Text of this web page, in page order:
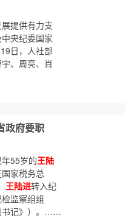
提供有力支
央纪委国家
日，人社部
、周亮、肖
政府要职
55岁的王陆
家税务总
王陆进转入纪
监察组组
书记》）。……